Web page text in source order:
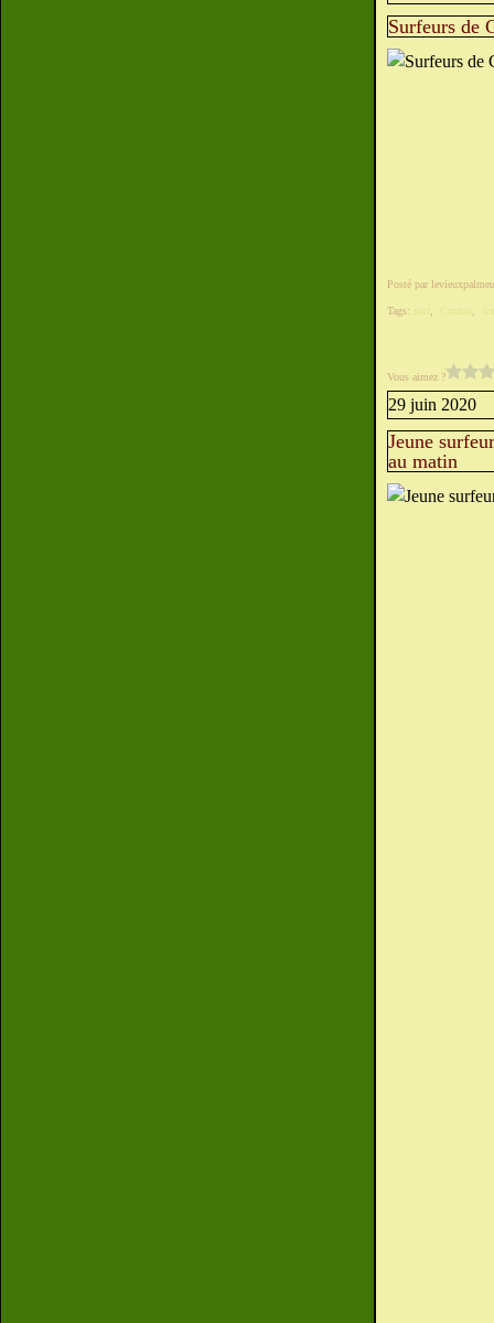
Surfeurs de
Posté par
Tags: surf Crozon
Vous aimez ?
29 juin 2020
Jeune
au matin